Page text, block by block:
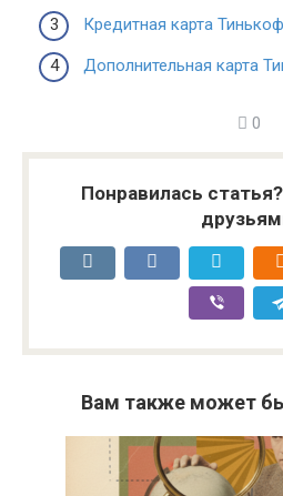
Кредитная карта
Дополнительная карта
0
Понравилась
Вам также может